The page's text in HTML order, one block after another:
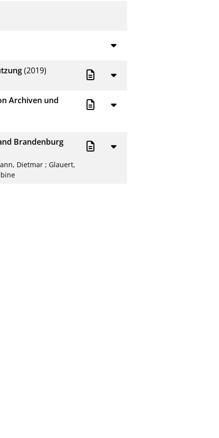
(2019)
Archiven und
Brandenburg
Dietmar ; Glauert,